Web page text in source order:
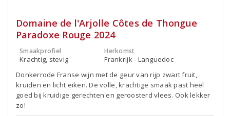
Domaine de l'Arjolle Côtes de Thongue
Paradoxe Rouge 2024
Smaakprofiel
Krachtig, stevig
Herkomst
Frankrijk - Languedoc
Donkerrode Franse wijn met de geur van rijp zwart fruit,
kruiden en licht eiken. De volle, krachtige smaak past heel
goed bij kruidige gerechten en geroosterd vlees. Ook lekker
zo!